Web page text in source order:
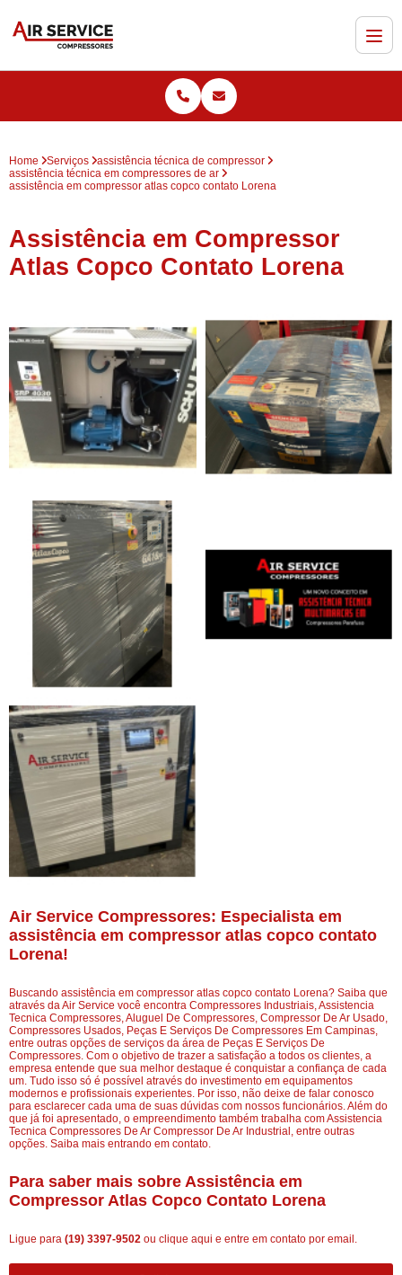
Home Serviços
assistência técnica de compressor
assistência técnica em compressores de ar
assistência em compressor atlas copco contato Lorena
Assistência em Compressor
Atlas Copco Contato Lorena
Air Service Compressores: Especialista em
assistência em compressor atlas copco contato
Lorena!
Buscando assistência em compressor atlas copco contato Lorena? Saiba que
através da Air Service você encontra Compressores Industriais, Assistencia
Tecnica Compressores, Aluguel De Compressores, Compressor De Ar Usado,
Compressores Usados, Peças E Serviços De Compressores Em Campinas,
entre outras opções de serviços da área de Peças E Serviços De
Compressores. Com o objetivo de trazer a satisfação a todos os clientes, a
empresa entende que sua melhor destaque é conquistar a confiança de cada
um. Tudo isso só é possível através do investimento em equipamentos
modernos e profissionais experientes. Por isso, não deixe de falar conosco
para esclarecer cada uma de suas dúvidas com nossos funcionários. Além do
que já foi apresentado, o empreendimento também trabalha com Assistencia
Tecnica Compressores De Ar Compressor De Ar Industrial, entre outras
opções. Saiba mais entrando em contato.
Para saber mais sobre Assistência em
Compressor Atlas Copco Contato Lorena
Ligue para (19) 3397-9502 ou clique aqui e entre em contato por email.